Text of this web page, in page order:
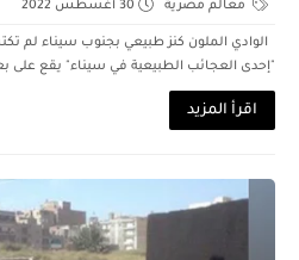
معالم مصرية 30 أغسطس 2022
الوادي الملون كنز طبيعي بجنوب سيناء لم
"إحدى العجائب الطبيعية في سيناء" يقع على بعد 90 كم
اقرأ المزيد